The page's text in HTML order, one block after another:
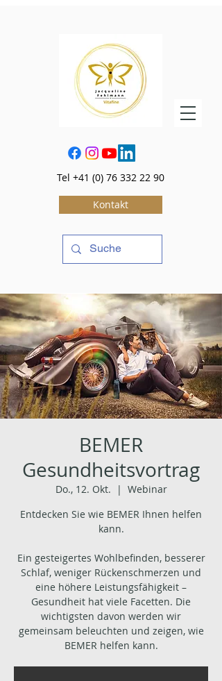
Tel +41 (0) 76 332 22 90
Kontakt
BEMER
Gesundheitsvortrag
Do., 12. Okt.
  |
Webinar
Entdecken Sie wie BEMER Ihnen helfen
kann.
Ein gesteigertes Wohlbefinden, besserer
Schlaf, weniger Rückenschmerzen und
eine höhere Leistungsfähigkeit –
Gesundheit hat viele Facetten. Die
wichtigsten davon werden wir
gemeinsam beleuchten und zeigen, wie
BEMER helfen kann.